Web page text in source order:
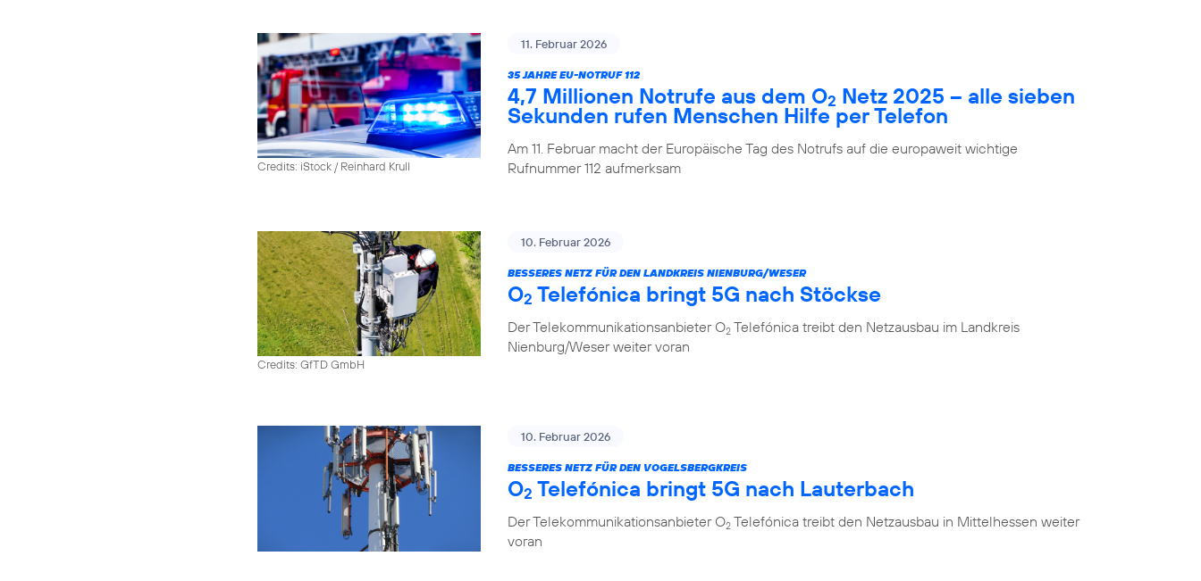
Credits: iStock / Reinhard Krull
11. Februar 2026
35 JAHRE EU-NOTRUF 112
4,7 Millionen Notrufe aus dem O2 Netz 2025 – alle sieben
Sekunden rufen Menschen Hilfe per Telefon
Am 11. Februar macht der Europäische Tag des Notrufs auf die europaweit wichtige
Rufnummer 112 aufmerksam
Credits: GfTD GmbH
10. Februar 2026
BESSERES NETZ FÜR DEN LANDKREIS NIENBURG/WESER
O2 Telefónica bringt 5G nach Stöckse
Der Telekommunikationsanbieter O2 Telefónica treibt den Netzausbau im Landkreis
Nienburg/Weser weiter voran
10. Februar 2026
BESSERES NETZ FÜR DEN VOGELSBERGKREIS
O2 Telefónica bringt 5G nach Lauterbach
Der Telekommunikationsanbieter O2 Telefónica treibt den Netzausbau in Mittelhessen weiter
voran